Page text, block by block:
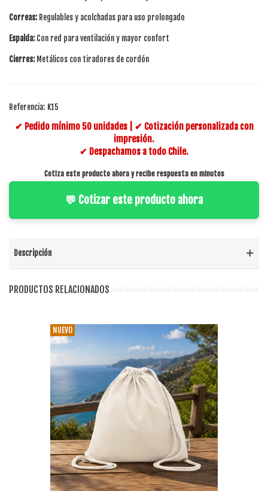
Correas: Regulables y acolchadas para uso prolongado
Espalda: Con red para ventilación y mayor confort
Cierres: Metálicos con tiradores de cordón
Referencia: K15
✔ Pedido mínimo 50 unidades | ✔ Cotización personalizada con
impresión.
✔ Despachamos a todo Chile.
Cotiza este producto ahora y recibe respuesta en minutos
💬 Cotizar este producto ahora
Descripción
PRODUCTOS RELACIONADOS
NUEVO